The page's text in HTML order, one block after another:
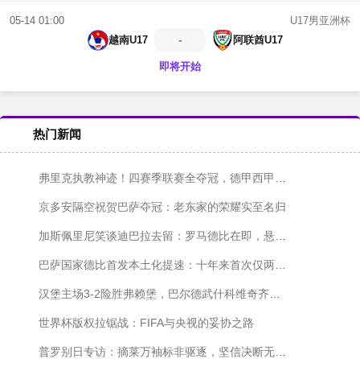
05-14 01:00
U17男亚洲杯
越南U17
- 阿联酋U17
即将开始
热门新闻
弗里克执教神迹！四赛季联赛全夺冠，德甲西甲各两冠
京多安隔空祝贺巴萨夺冠：老东家的荣耀实至名归
加斯佩里尼笑谈迪巴拉去留：罗马德比在即，悬念仍在发酵
巴萨国家德比首发本土化提速：十年来首次仅两名外援出战
汉堡主场3-2险胜弗赖堡，巴尔德武什科维奇齐发威
世界杯版权拉锯战：FIFA与央视的妥协之路
普罗别日专访：摘莱万袖标非驱逐，坚信决断无愧于心